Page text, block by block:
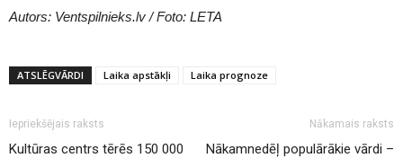
Autors: Ventspilnieks.lv / Foto: LETA
ATSLĒGVĀRDI Laika apstākļi Laika prognoze
Iepriekšējais raksts
Kultūras centrs tērēs 150 000
Nākamais raksts
Nākamnedēļ populārākie vārdi –